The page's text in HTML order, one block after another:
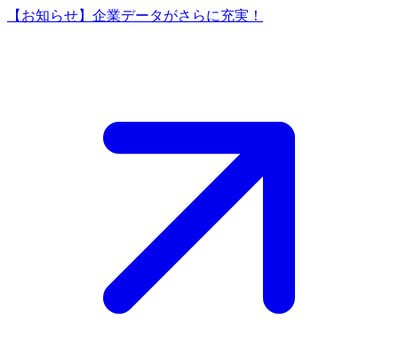
【お知らせ】企業データがさらに充実！